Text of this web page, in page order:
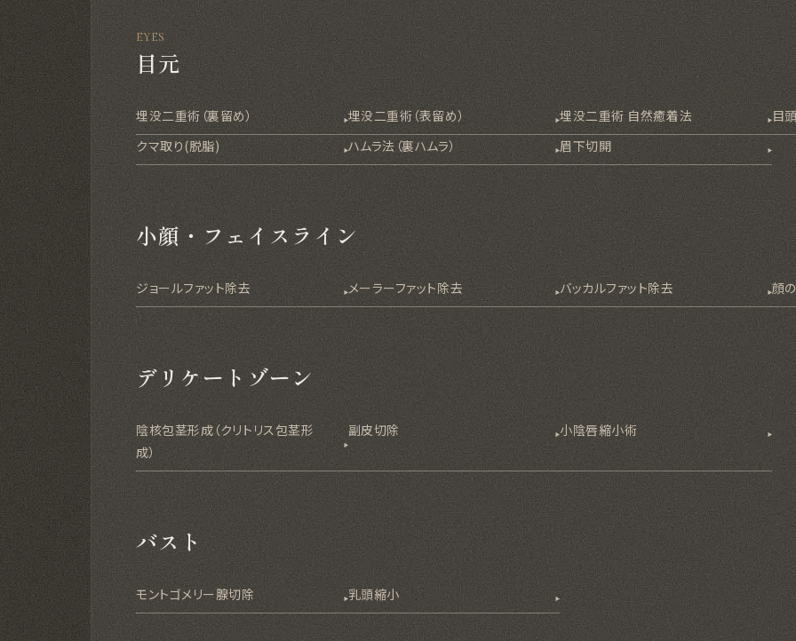
EYES
目元
埋没二重術（裏留め） 埋没二重術（表留め） 埋没二重術 自然癒着法
目
クマ取り(脱脂)
ハムラ法（裏ハムラ） 眉下切開
小顔・フェイスライン
ジョールファット除去 メーラーファット除去 バッカルファット除去 顔
デリケートゾーン
陰核包茎形成（クリトリス包茎形
成）
副皮切除 小陰唇縮小術
バスト
モントゴメリー腺切除 乳頭縮小